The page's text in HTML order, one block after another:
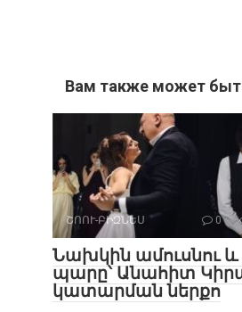
Вам также может
ՇՈՈՒ-ԲԻԶՆԵՍ 0
Նախկին ամուսնու
պարը՝ Անահիտ
կատարման ներքո